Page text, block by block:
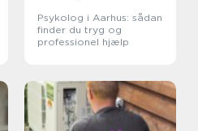
Psykolog i Aarhus: sådan
finder du tryg og
professionel hjælp